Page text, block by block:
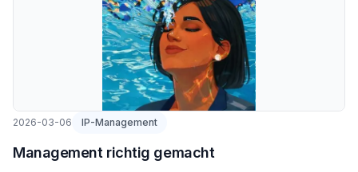
2026-03-06 IP-Management
Management richtig gemacht